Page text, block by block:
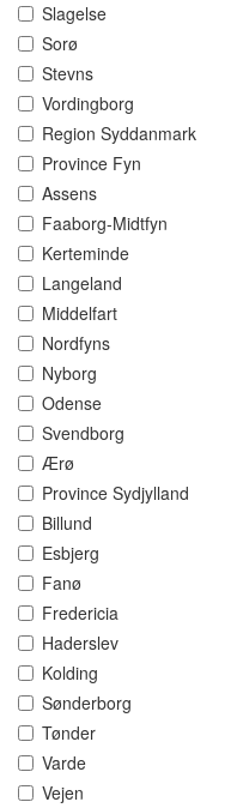
Slagelse
Sorø
Stevns
Vordingborg
Region Syddanmark
Province Fyn
Assens
Faaborg-Midtfyn
Kerteminde
Langeland
Middelfart
Nordfyns
Nyborg
Odense
Svendborg
Ærø
Province Sydjylland
Billund
Esbjerg
Fanø
Fredericia
Haderslev
Kolding
Sønderborg
Tønder
Varde
Vejen